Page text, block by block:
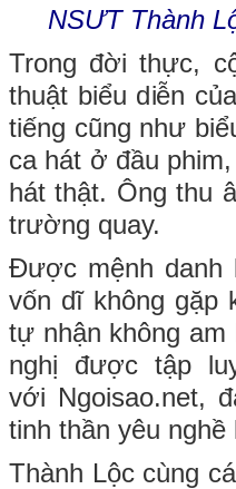
NSƯT Thành
Trong đời thực,
thuật biểu diễn
tiếng cũng như
ca hát ở đầu
hát thật. Ông thu
trường quay.
Được mệnh danh
vốn dĩ không gặp
tự nhận không am
nghị được tập
với Ngoisao.net,
tinh thần yêu
Thành Lộc cùng